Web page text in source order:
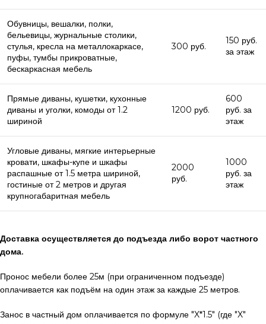
Обувницы, вешалки, полки,
бельевицы, журнальные столики,
стулья, кресла на металлокаркасе,
пуфы, тумбы прикроватные,
бескаркасная мебель
300 руб.
150 руб.
за этаж
Прямые диваны, кушетки, кухонные
диваны и уголки, комоды от 1.2
шириной
1200 руб.
600
руб. за
этаж
Угловые диваны, мягкие интерьерные
кровати, шкафы-купе и шкафы
распашные от 1.5 метра шириной,
гостиные от 2 метров и другая
крупногабаритная мебель
2000
руб.
1000
руб. за
этаж
Доставка осуществляется до подъезда либо ворот частного
дома.
Пронос мебели более 25м (при ограниченном подъезде)
оплачивается как подъём на один этаж за каждые 25 метров.
Занос в частный дом оплачивается по формуле "X*1.5" (где "X"